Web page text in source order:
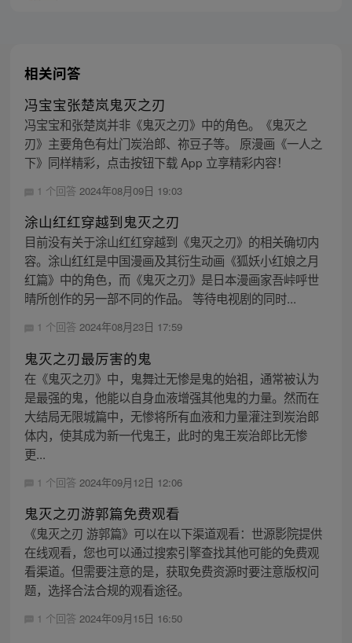
相关问答
冯宝宝张楚岚鬼灭之刃
冯宝宝和张楚岚并非《鬼灭之刃》中的角色。《鬼灭之
刃》主要角色有灶门炭治郎、祢豆子等。 原漫画《一人之
下》同样精彩，点击按钮下载 App 立享精彩内容！
1 个回答 2024年08月09日 19:03
涂山红红穿越到鬼灭之刃
目前没有关于涂山红红穿越到《鬼灭之刃》的相关确切内
容。涂山红红是中国漫画及其衍生动画《狐妖小红娘之月
红篇》中的角色，而《鬼灭之刃》是日本漫画家吾峠呼世
晴所创作的另一部不同的作品。 等待电视剧的同时...
1 个回答 2024年08月23日 17:59
鬼灭之刃最厉害的鬼
在《鬼灭之刃》中，鬼舞辻无惨是鬼的始祖，通常被认为
是最强的鬼，他能以自身血液增强其他鬼的力量。然而在
大结局无限城篇中，无惨将所有血液和力量灌注到炭治郎
体内，使其成为新一代鬼王，此时的鬼王炭治郎比无惨
更...
1 个回答 2024年09月12日 12:06
鬼灭之刃游郭篇免费观看
《鬼灭之刃 游郭篇》可以在以下渠道观看：世源影院提供
在线观看，您也可以通过搜索引擎查找其他可能的免费观
看渠道。但需要注意的是，获取免费资源时要注意版权问
题，选择合法合规的观看途径。
1 个回答 2024年09月15日 16:50